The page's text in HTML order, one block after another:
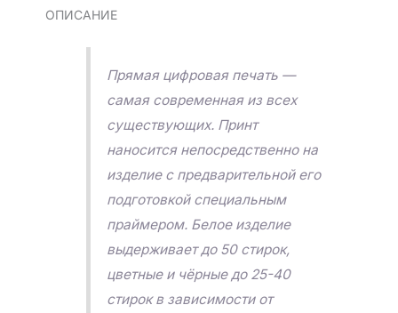
ОПИСАНИЕ
Прямая цифровая печать —
самая современная из всех
существующих. Принт
наносится непосредственно на
изделие с предварительной его
подготовкой специальным
праймером. Белое изделие
выдерживает до 50 стирок,
цветные и чёрные до 25-40
стирок в зависимости от